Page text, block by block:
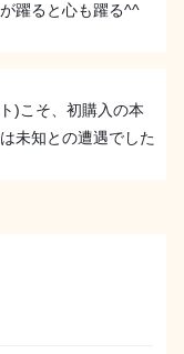
躍ると心も躍る^^
)こそ、初購入の本
未知との遭遇でした